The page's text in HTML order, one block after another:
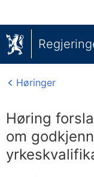
Høringer
Høring
om